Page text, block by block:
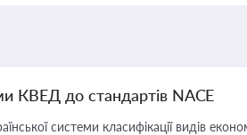
КВЕД до стандартів NACE
системи класифікації видів